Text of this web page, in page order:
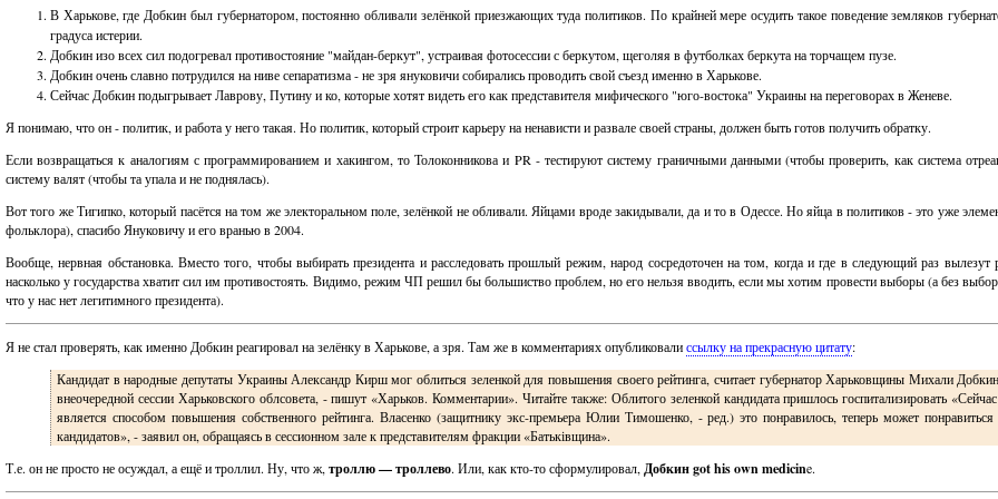
В Харькове, где Добкин был губернатором, постоянно обливали зелёнкой приезжающих туда политиков. По крайней мере осудить такое поведение земляков
градуса истерии.
Добкин изо всех сил подогревал противостояние "майдан-беркут", устраивая фотосессии с беркутом, щеголяя в футболках беркута на торчащем пузе.
Добкин очень славно потрудился на ниве сепаратизма - не зря януковичи собирались проводить свой съезд именно в Харькове.
Сейчас Добкин подыгрывает Лаврову, Путину и ко, которые хотят видеть его как представителя мифического "юго-востока" Украины на переговорах в Женеве.
Я понимаю, что он - политик, и работа у него такая. Но политик, который строит карьеру на ненависти и развале своей страны, должен быть готов получить обратку.
Если возвращаться к аналогиям с программированием и хакингом, то Толоконникова и PR - тестируют систему граничными данными (чтобы проверить, как система
систему валят (чтобы та упала и не поднялась).
Вот того же Тигипко, который пасётся на том же электоральном поле, зелёнкой не обливали. Яйцами вроде закидывали, да и то в Одессе. Но яйца в политиков - это уже
фольклора), спасибо Януковичу и его вранью в 2004.
Вообще, нервная обстановка. Вместо того, чтобы выбирать президента и расследовать прошлый режим, народ сосредоточен на том, когда и где в следующий раз
насколько у государства хватит сил им противостоять. Видимо, режим ЧП решил бы большиство проблем, но его нельзя вводить, если мы хотим провести выборы (а без
что у нас нет легитимного президента).
Я не стал проверять, как именно Добкин реагировал на зелёнку в Харькове, а зря. Там же в комментариях опубликовалиссылку на прекрасную цитату:
Кандидат в народные депутаты Украины Александр Кирш мог облиться зеленкой для повышения своего рейтинга, считает губернатор Харьковщины Михали
внеочередной сессии Харьковского облсовета, - пишут «Харьков. Комментарии». Читайте также: Облитого зеленкой кандидата пришлось госпитализировать
является способом повышения собственного рейтинга. Власенко (защитнику экс-премьера Юлии Тимошенко, - ред.) это понравилось, теперь может
кандидатов», - заявил он, обращаясь в сессионном зале к представителям фракции «Батьківщина».
Т.е. он не просто не осуждал, а ещё и троллил. Ну, что ж,троллю — троллево. Или, как кто-то сформулировал,Добкин got his own medicine.